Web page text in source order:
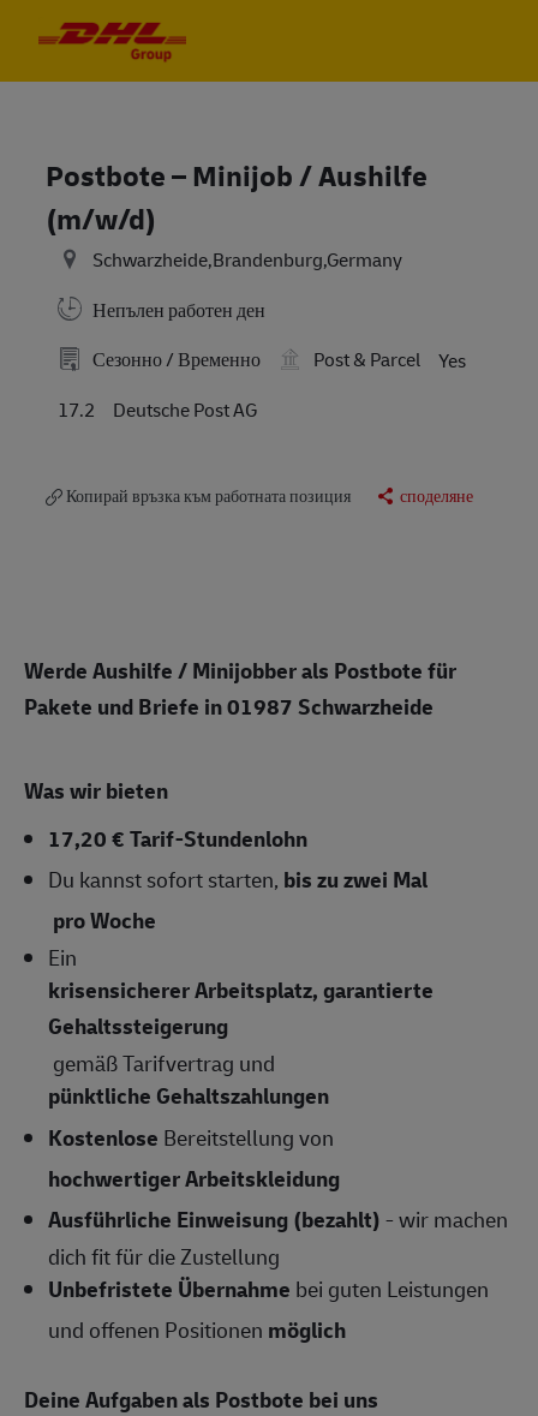
Postbote – Minijob / Aushilfe
(m/w/d)
Schwarzheide,Brandenburg,Germany
Непълен работен ден
Сезонно / Временно
Post & Parcel
Yes
17.2
Deutsche Post AG
Копирай връзка към работната позиция споделяне
Werde Aushilfe / Minijobber als Postbote für
Pakete und Briefe in01987 Schwarzheide
Was wir bieten
17,20 € Tarif-Stundenlohn
Du kannst sofort starten, bis zu zwei Mal
pro Woche
Ein
krisensicherer Arbeitsplatz, garantierte
Gehaltssteigerung
gemäß Tarifvertrag und
pünktliche Gehaltszahlungen
Kostenlose Bereitstellung von
hochwertiger Arbeitskleidung
Ausführliche Einweisung (bezahlt)- wir machen
dich fit für die Zustellung
Unbefristete Übernahme bei guten Leistungen
und offenen Positionen möglich
Deine Aufgaben als Postbote bei uns